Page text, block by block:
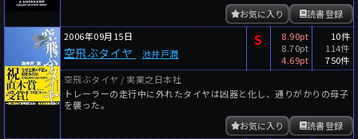
読書登録
お気に入り
2006年09月15日
空飛ぶタイヤ 池井戸潤
S
8.90pt
8.70pt
4.69pt
10件
114件
750件
空飛ぶタイヤ / 実業之日本社
トレーラーの走行中に外れたタイヤは凶器と化し、通りがかりの母子
を襲った。
読書登録
お気に入り